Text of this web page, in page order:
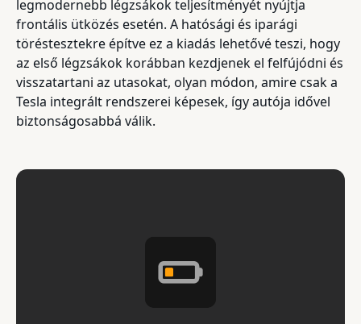
legmodernebb légzsákok teljesítményét nyújtja
frontális ütközés esetén. A hatósági és iparági
töréstesztekre építve ez a kiadás lehetővé teszi, hogy
az első légzsákok korábban kezdjenek el felfújódni és
visszatartani az utasokat, olyan módon, amire csak a
Tesla integrált rendszerei képesek, így autója idővel
biztonságosabbá válik.